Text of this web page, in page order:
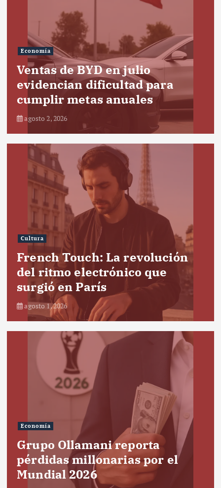
Economía
Ventas de BYD en julio
evidencian dificultad para
cumplir metas anuales
agosto 2, 2026
Cultura
French Touch: La revolución
del ritmo electrónico que
surgió en París
agosto 1, 2026
Economía
Grupo Ollamani reporta
pérdidas millonarias por el
Mundial 2026